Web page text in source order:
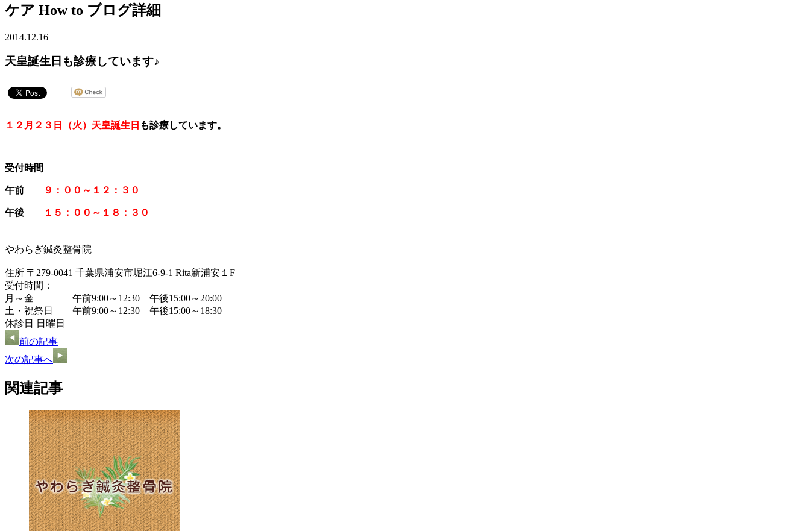
ケア How to ブログ詳細
2014.12.16
天皇誕生日も診療しています♪
１２月２３日（火）天皇誕生日 も診療しています。
受付時間
午前 ９：００～１２：３０
午後 １５：００～１８：３０
やわらぎ鍼灸整骨院
住所 〒279-0041 千葉県浦安市堀江6-9-1 Rita新浦安１F
受付時間：
月～金 午前9:00～12:30 午後15:00～20:00
土・祝祭日 午前9:00～12:30 午後15:00～18:30
休診日 日曜日
前の記事
次の記事へ
関連記事